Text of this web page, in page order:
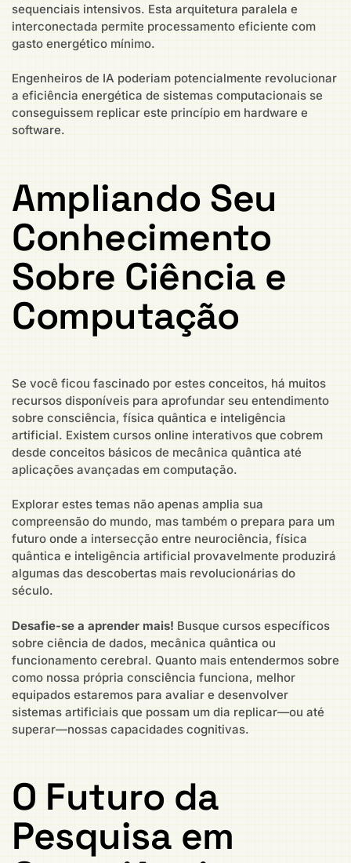
sequenciais intensivos. Esta arquitetura paralela e
interconectada permite processamento eficiente com
gasto energético mínimo.
Engenheiros de IA poderiam potencialmente revolucionar
a eficiência energética de sistemas computacionais se
conseguissem replicar este princípio em hardware e
software.
Ampliando Seu
Conhecimento
Sobre Ciência e
Computação
Se você ficou fascinado por estes conceitos, há muitos
recursos disponíveis para aprofundar seu entendimento
sobre consciência, física quântica e inteligência
artificial. Existem cursos online interativos que cobrem
desde conceitos básicos de mecânica quântica até
aplicações avançadas em computação.
Explorar estes temas não apenas amplia sua
compreensão do mundo, mas também o prepara para um
futuro onde a intersecção entre neurociência, física
quântica e inteligência artificial provavelmente produzirá
algumas das descobertas mais revolucionárias do
século.
Desafie-se a aprender mais! Busque cursos específicos
sobre ciência de dados, mecânica quântica ou
funcionamento cerebral. Quanto mais entendermos sobre
como nossa própria consciência funciona, melhor
equipados estaremos para avaliar e desenvolver
sistemas artificiais que possam um dia replicar—ou até
superar—nossas capacidades cognitivas.
O Futuro da
Pesquisa em